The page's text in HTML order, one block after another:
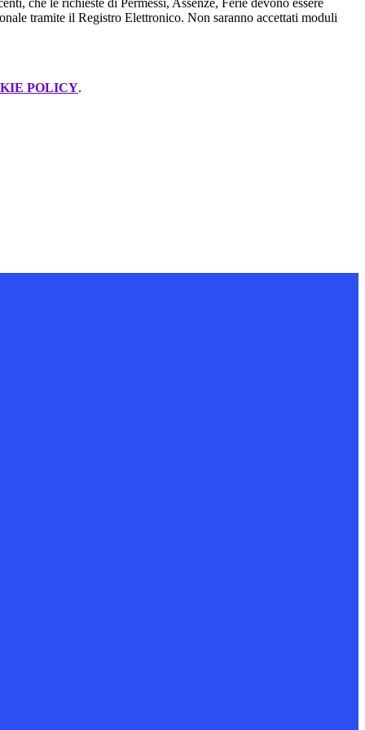
che le richieste di Permessi, Assenze, Ferie devono essere
tramite il Registro Elettronico. Non saranno accettati moduli
POLICY.